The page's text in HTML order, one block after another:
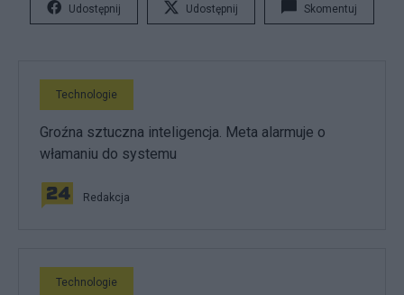
Udostępnij Udostępnij Skomentuj
Technologie
Groźna sztuczna inteligencja. Meta alarmuje o
włamaniu do systemu
Redakcja
Technologie